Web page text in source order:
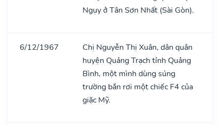
Ngụy ở Tân Sơn Nhất (Sài Gòn).
6/12/1967
Chị Nguyễn Thị Xuân, dân quân
huyện Quảng Trạch tỉnh Quảng
Bình, một mình dùng súng
trường bắn rơi một chiếc F4 của
giặc Mỹ.